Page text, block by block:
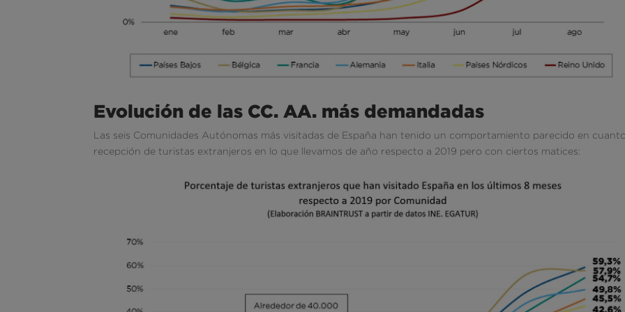
Evolución de las CC. AA. más demandadas
Las seis Comunidades Autónomas más visitadas de España han tenido un comportamiento parecido en
recepción de turistas extranjeros en lo que llevamos de año respecto a 2019 pero con ciertos matices: